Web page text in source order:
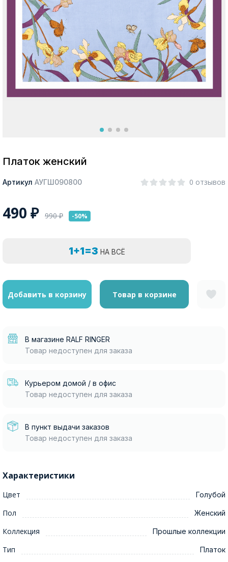
Москва
Да, все верно Изменить город
Платок женский
Артикул АУГШ090800 0 отзывов
490 ₽ 990₽ -50%
1+1=3 НА ВСЁ
Добавить в корзину Товар в корзине
В магазине RALF RINGER
Товар недоступен для заказа
Курьером домой / в офис
Товар недоступен для заказа
В пункт выдачи заказов
Товар недоступен для заказа
Характеристики
Цвет Голубой
Пол Женский
Коллекция Прошлые коллекции
Тип Платок